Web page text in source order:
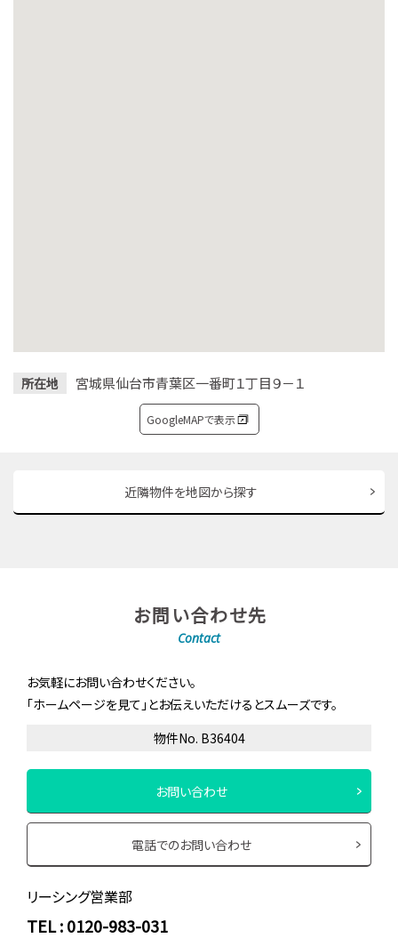
所在地 宮城県仙台市青葉区一番町１丁目９－１
GoogleMAPで表示
近隣物件を地図から探す
お問い合わせ先
Contact
お気軽にお問い合わせください。
「ホームページを見て」とお伝えいただけるとスムーズです。
物件No. B36404
お問い合わせ
電話でのお問い合わせ
リーシング営業部
TEL : 0120-983-031